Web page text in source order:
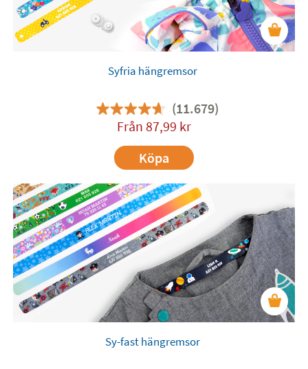
Syfria hängremsor
(11.679)
Från 87,99 kr
Köpa
Sy-fast hängremsor